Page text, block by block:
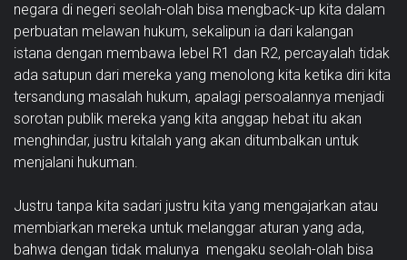
negara di negeri seolah-olah bisa mengback-up kita dalam
perbuatan melawan hukum, sekalipun ia dari kalangan
istana dengan membawa lebel R1 dan R2, percayalah tidak
ada satupun dari mereka yang menolong kita ketika diri kita
tersandung masalah hukum, apalagi persoalannya menjadi
sorotan publik mereka yang kita anggap hebat itu akan
menghindar, justru kitalah yang akan ditumbalkan untuk
menjalani hukuman.
Justru tanpa kita sadari justru kita yang mengajarkan atau
membiarkan mereka untuk melanggar aturan yang ada,
bahwa dengan tidak malunya mengaku seolah-olah bisa